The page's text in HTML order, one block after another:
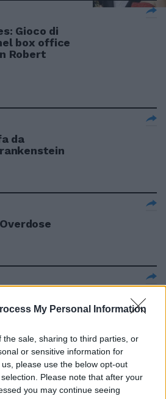
My Personal Information
the sale, sharing to third parties, or
or sensitive information for
please use the below opt-out
Please note that after your
you may continue seeing
Gioco di
box office
Robert
da
trionfa
e Jung